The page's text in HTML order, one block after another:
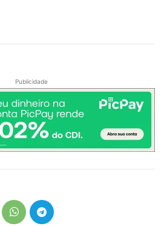
Publicidade